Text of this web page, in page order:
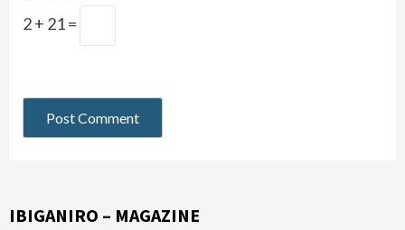
2 + 21 =
IBIGANIRO – MAGAZINE